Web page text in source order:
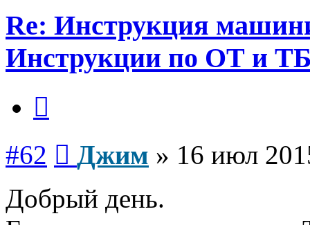
Re: Инструкция
Инструкции по ОТ и
#62 Джим » 16 июл
Добрый день.